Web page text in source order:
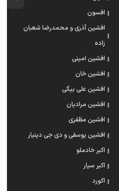
افسون
افشین آذری و محمدرضا شعبان
زاده
افشین امینی
افشین خان
افشین علی بیگی
افشین مرادیان
افشین مظفری
افشین یوسفی و دی جی دینیار
اکبر خادملو
اکبر سیار
اکورد